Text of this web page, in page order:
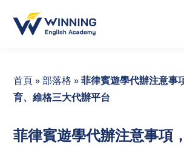
首頁»部落格 »菲律賓遊學代辦注意事
育、維格三大代辦平台
菲律賓遊學代辦注意事項